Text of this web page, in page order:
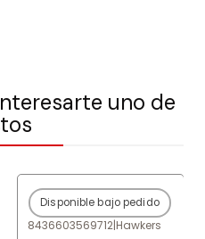
uno de
-80%OFF
Agotado
Disponible bajo pedido
8436603569712|Hawkers